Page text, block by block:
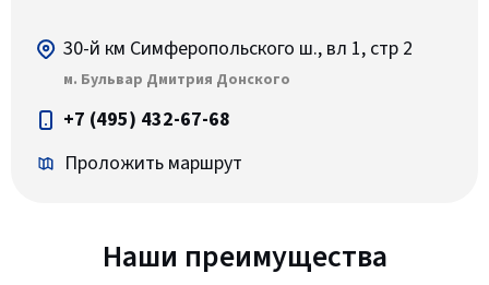
30-й км Симферопольского ш., вл 1, стр 2
м. Бульвар Дмитрия Донского
+7 (495) 432-67-68
Проложить маршрут
Наши преимущества